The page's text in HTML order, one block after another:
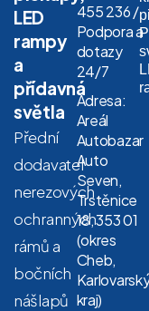
LED
rampy
a
přídavná
světla
Přední
dodavatel
nerezových
ochranných
rámů a
bočních
nášlapů
455 236 /
Podpora a
dotazy
24/7
Adresa:
Areál
Autobazar
Auto
Seven,
Trstěnice
18, 353 01
(okres
Cheb,
kraj)